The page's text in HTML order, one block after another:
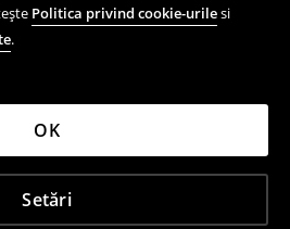
Politica privind cookie-urilesi
.
Setări
OK